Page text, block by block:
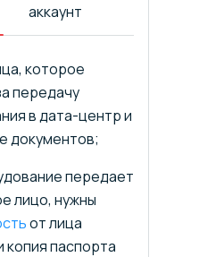
аккаунт
которое
передачу
в дата-центр и
документов;
передает
лицо, нужны
от лица
копия паспорта